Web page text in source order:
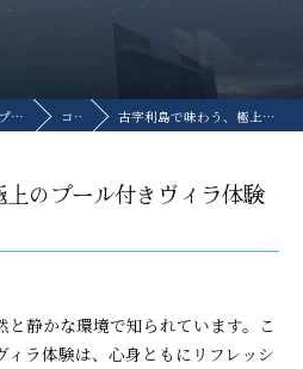
沖縄県今帰仁村のヴィラならプライベートプールヴィラ天羽 コラム 古字利島で味わう、極上のプール付きヴィラ体験
のプール付きヴィラ体験
静かな環境で知られています。こ
ラ体験は、心身ともにリフレッシ